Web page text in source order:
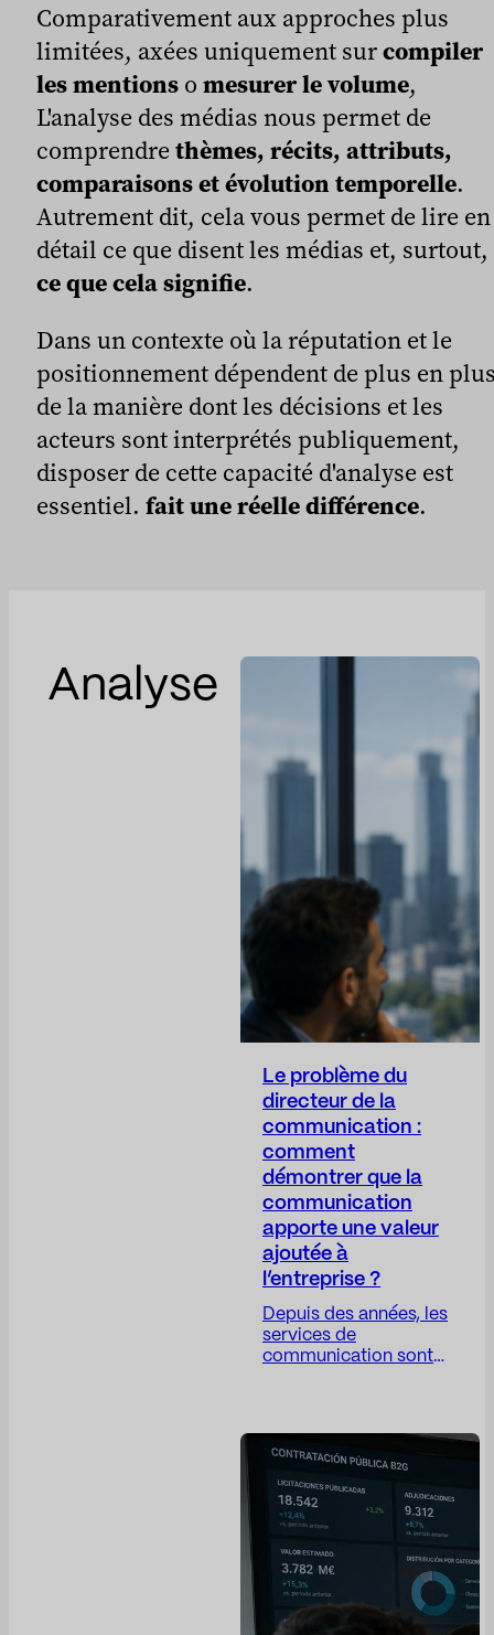
Comparativement aux approches plus
limitées, axées uniquement surcompiler
les mentions o mesurer le volume,
L'analyse des médias nous permet de
comprendre thèmes, récits, attributs,
comparaisons et évolution temporelle.
Autrement dit, cela vous permet de lire en
détail ce que disent les médias et, surtout,
ce que cela signifie.
Dans un contexte où la réputation et le
positionnement dépendent de plus en
de la manière dont les décisions et les
acteurs sont interprétés publiquement,
disposer de cette capacité d'analyse est
essentiel. fait une réelle différence.
Analyse
Le problème du
directeur de la
communication :
comment
démontrer que la
communication
apporte une valeur
ajoutée à
l’entreprise ?
Depuis des années, les
services de
communication sont
en plus stratégique,
mais leurs indicateurs
restent, dans bien des
cas, trop opérationnels.
Le directeur de la
communication joue un
rôle crucial pour
instaurer la confiance,
protéger la réputation
de l’entreprise,